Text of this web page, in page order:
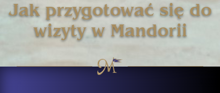
Jak przygotować się do
wizyty w Mandorii